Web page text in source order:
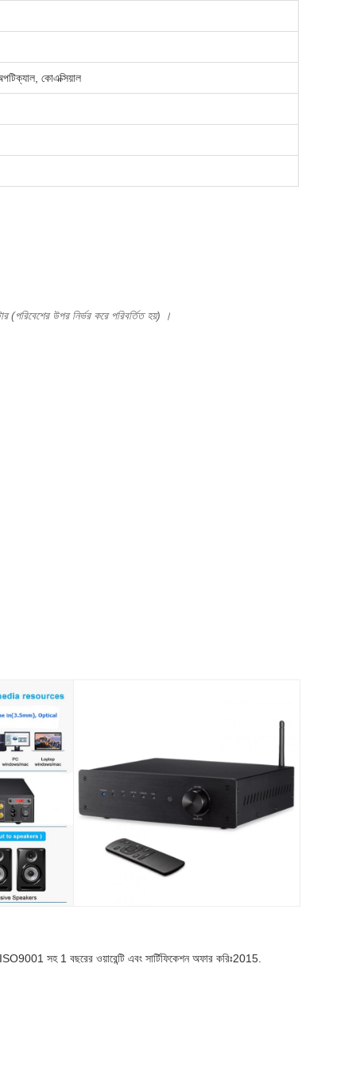
কোএক্সিয়াল
(পরিবেশের উপর নির্ভর করে পরিবর্তিত হয়) ।
সহ 1 বছরের ওয়ারেন্টি এবং সার্টিফিকেশন অফার করিঃ2015.